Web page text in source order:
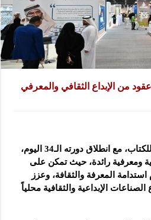
من الإبداع الثقافي والمعرفي
نجح معرض أبوظبي الدولي للكتاب، مع انطلاق دورته الـ34 اليوم،
ومعرفية رائدة، حيث تمكن على
المعرفة والثقافة، وعزز
الإبداعية والثقافية محلياً